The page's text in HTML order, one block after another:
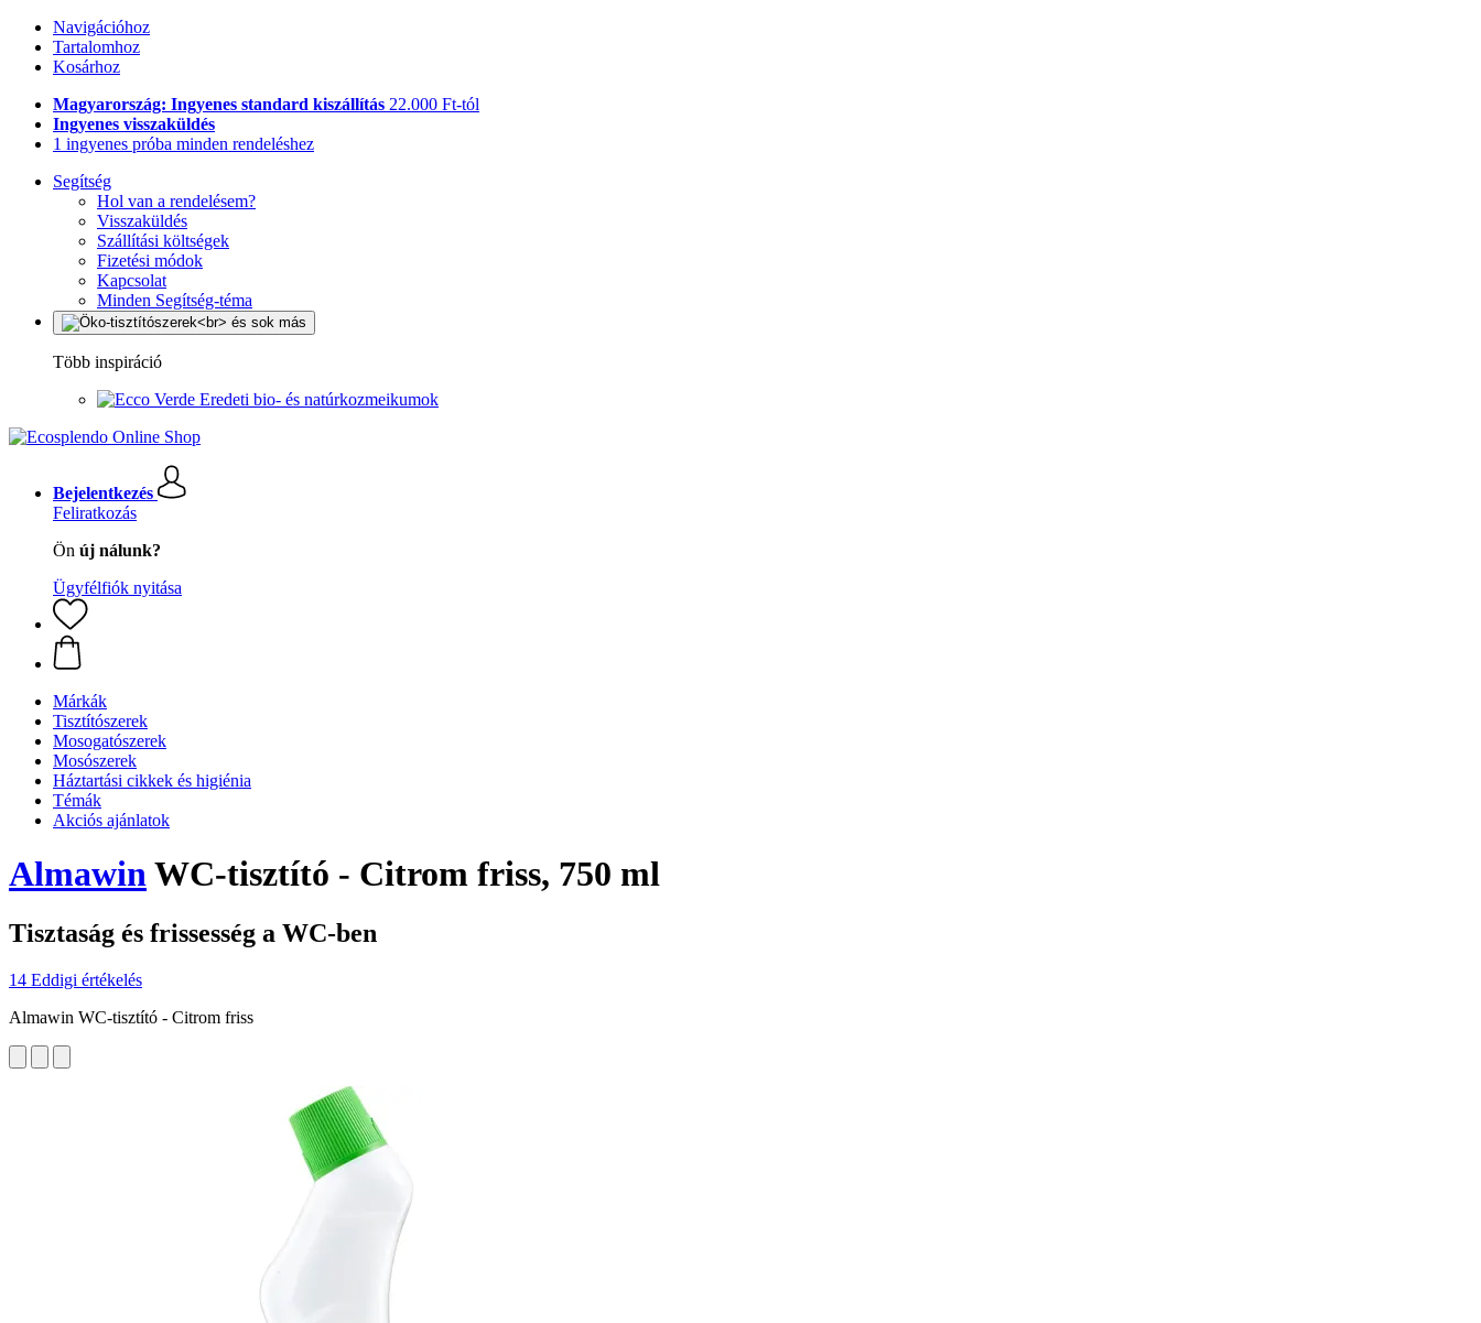
Navigációhoz
Tartalomhoz
Kosárhoz
Magyarország: Ingyenes standard kiszállítás 22.000 Ft-tól
Ingyenes visszaküldés
1 ingyenes próba minden rendeléshez
Segítség
Hol van a rendelésem?
Visszaküldés
Szállítási költségek
Fizetési módok
Kapcsolat
Minden Segítség-téma
Több inspiráció
Eredeti bio- és natúrkozmeikumok
Bejelentkezés
Feliratkozás
Ön új nálunk?
Ügyfélfiók nyitása
Márkák
Tisztítószerek
Mosogatószerek
Mosószerek
Háztartási cikkek és higiénia
Témák
Akciós ajánlatok
AlmawinWC-tisztító - Citrom friss, 750 ml
Tisztaság és frissesség a WC-ben
14 Eddigi értékelés
Almawin WC-tisztító - Citrom friss